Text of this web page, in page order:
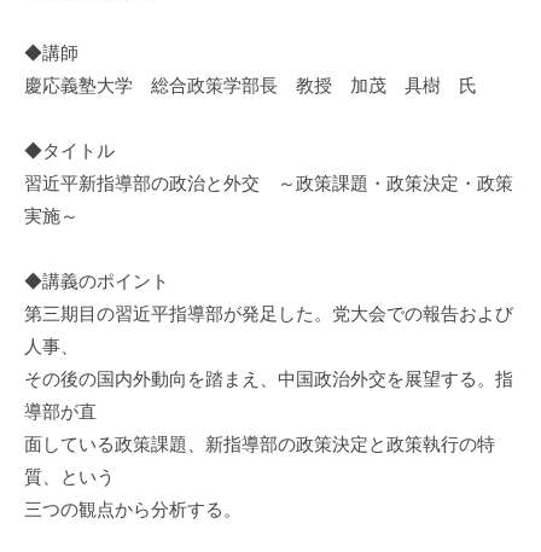
◆講師
慶応義塾大学 総合政策学部長 教授 加茂 具樹 氏
◆タイトル
習近平新指導部の政治と外交 ～政策課題・政策決定・政策
実施～
◆講義のポイント
第三期目の習近平指導部が発足した。党大会での報告および
人事、
その後の国内外動向を踏まえ、中国政治外交を展望する。指
導部が直
面している政策課題、新指導部の政策決定と政策執行の特
質、という
三つの観点から分析する。